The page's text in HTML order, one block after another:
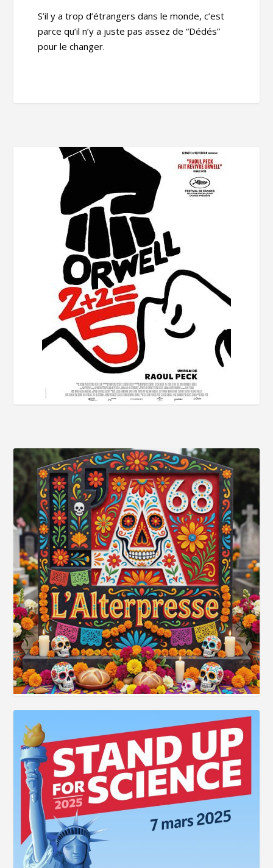
S’il y a trop d’étrangers dans le monde, c’est
parce qu’il n’y a juste pas assez de “Dédés”
pour le changer.